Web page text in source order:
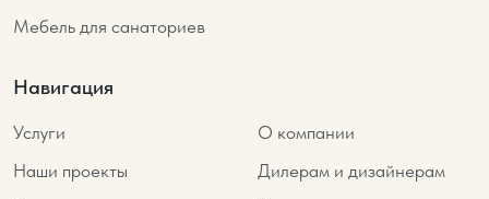
Мебель для санаториев
Навигация
Услуги
О компании
Наши проекты
Дилерам и дизайнерам